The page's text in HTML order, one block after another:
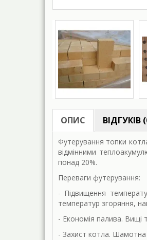
ОПИС ВІДГУКІВ
Футерування топки
відмінними
понад 20%.
Переваги футерування:
- Підвищення
температур згоряння,
- Економія палива. Вищі
- Захист котла. Шамотна